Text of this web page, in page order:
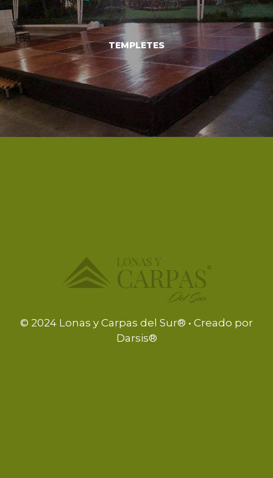
RENTA Y VENTA DE INFLABLES
VER MÁS
TEMPLETES
© 2024 Lonas y Carpas del Sur® • Creado por
Darsis®